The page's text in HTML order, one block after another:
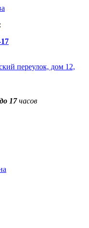
:
переулок, дом 12,
17часов